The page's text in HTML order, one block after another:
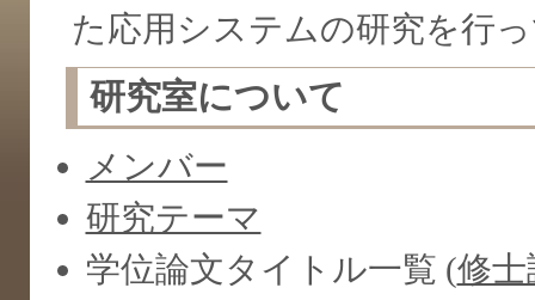
た応用システムの研究を行
研究室について
メンバー
研究テーマ
学位論文タイトル一覧 (修士